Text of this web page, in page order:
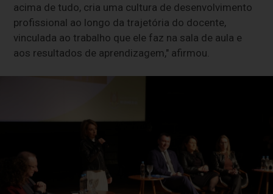
acima de tudo, cria uma cultura de desenvolvimento
profissional ao longo da trajetória do docente,
vinculada ao trabalho que ele faz na sala de aula e
aos resultados de aprendizagem," afirmou.